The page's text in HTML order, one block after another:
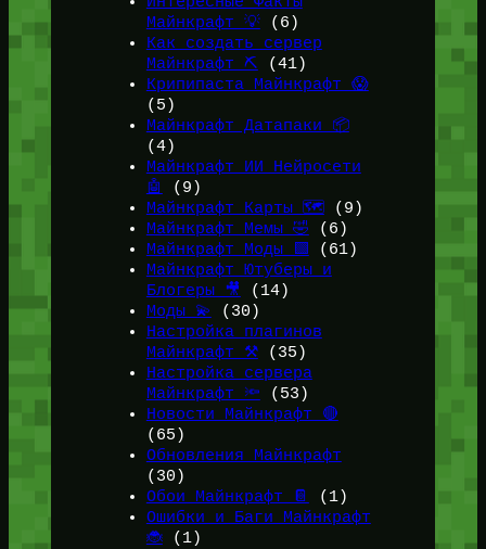
Майнкрафт 💡(6)
Как создать сервер
Майнкрафт ⛏️ (41)
Крипипаста Майнкрафт 😱
(5)
Майнкрафт Датапаки 📦
(4)
Майнкрафт ИИ Нейросети
🤖
(9)
Майнкрафт Карты 🗺️(9)
Майнкрафт Мемы 🤣 (6)
Майнкрафт Моды 🟩 (61)
Майнкрафт Ютуберы и
Блогеры 🎥
(14)
Моды 💫
(30)
Настройка плагинов
Майнкрафт ⚒️(35)
Настройка сервера
Майнкрафт 🔦 (53)
Новости Майнкрафт 🔴
(65)
Обновления Майнкрафт
(30)
Обои Майнкрафт 📔
(1)
Ошибки и Баги Майнкрафт
🐞(1)